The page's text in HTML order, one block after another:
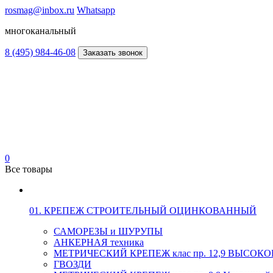
rosmag@inbox.ru Whatsapp
многоканальный
8 (495) 984-46-08 Заказать звонок
0
Все товары
01. КРЕПЕЖ СТРОИТЕЛЬНЫЙ ОЦИНКОВАННЫЙ
САМОРЕЗЫ и ШУРУПЫ
АНКЕРНАЯ техника
МЕТРИЧЕСКИЙ КРЕПЕЖ клас пр. 12,9
ГВОЗДИ